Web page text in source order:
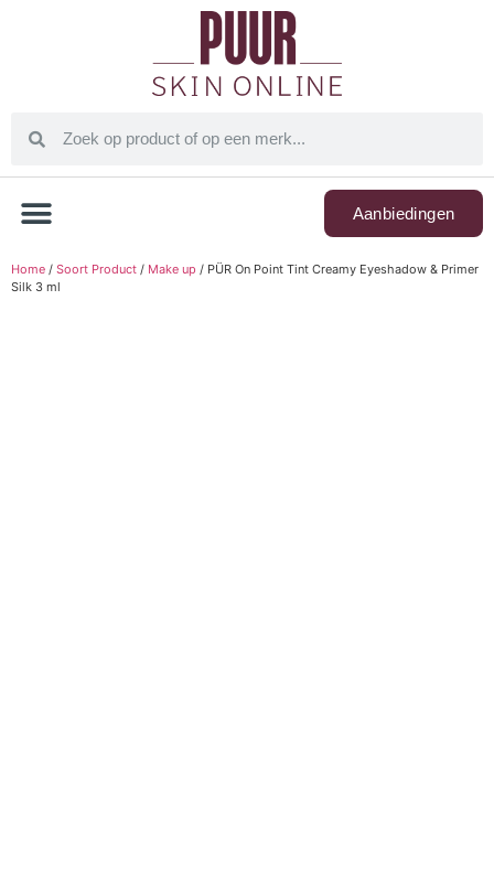
Aanbiedingen
Home / Soort Product / Make up / PÜR On Point Tint Creamy Eyeshadow & Primer
Silk 3 ml